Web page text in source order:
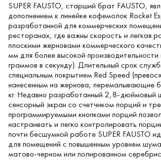
SUPER FAUSTO, старший брат FAUSTO,
дополнением к линейке кофемолок Rocket
разработанной для коммерческих
ресторанах, где важны скорость и легкая
плоскими жерновами коммерческого
мм для более высокой
граммов в секунду). Длительный срок
специальным покрытием Red Speed
нанесенным на жернова,
кг. Недавно разработанный 2,8-дюймовый
сенсорный экран со счетчиком порций и
программируемыми кнопками порций
настраивать и легко контролировать
почти бесшумной работе SUPER FAUSTO
для помещений с повышенным уровнем
матово-черном или полированном